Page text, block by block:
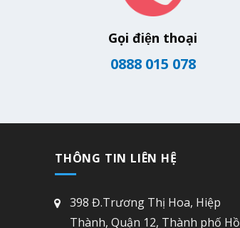
Gọi điện thoại
0888 015 078
THÔNG TIN LIÊN HỆ
398 Đ.Trương Thị Hoa, Hiệp
Thành, Quận 12, Thành phố Hồ